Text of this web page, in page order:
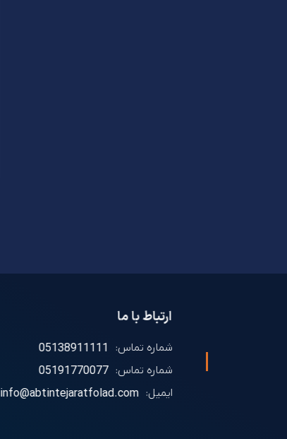
ارتباط با ما
شماره تماس: 05138911111
شماره تماس: 05191770077
ایمیل: info@abtintejaratfolad.com